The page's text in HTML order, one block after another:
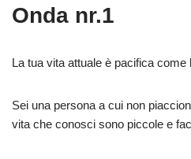
Onda nr.1
La tua vita attuale è pacifica come
Sei una persona a cui non
vita che conosci sono piccole e